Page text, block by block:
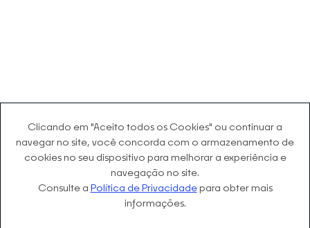
Clicando em "Aceito todos os Cookies" ou continuar a
navegar no site, você concorda com o armazenamento de
cookies no seu dispositivo para melhorar a experiência e
navegação no site.
Consulte a Política de Privacidadepara obter mais
informações.